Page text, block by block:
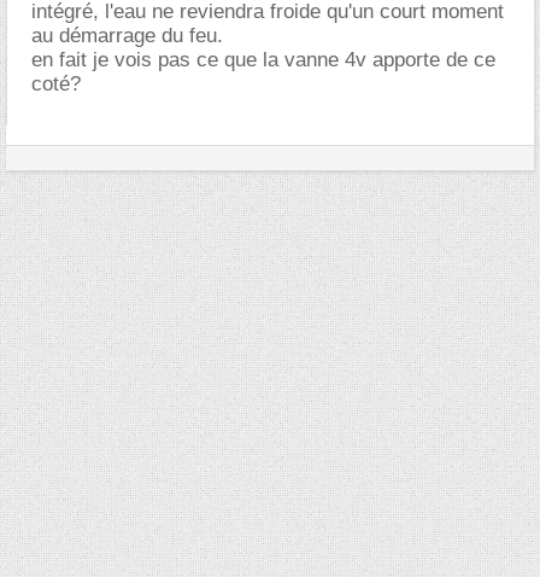
intégré, l'eau ne reviendra froide qu'un court moment
au démarrage du feu.
en fait je vois pas ce que la vanne 4v apporte de ce
coté?